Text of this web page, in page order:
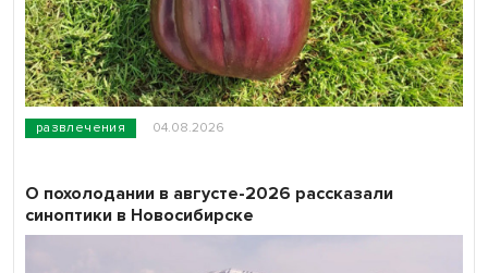
развлечения 04.08.2026
О похолодании в августе-2026 рассказали
синоптики в Новосибирске